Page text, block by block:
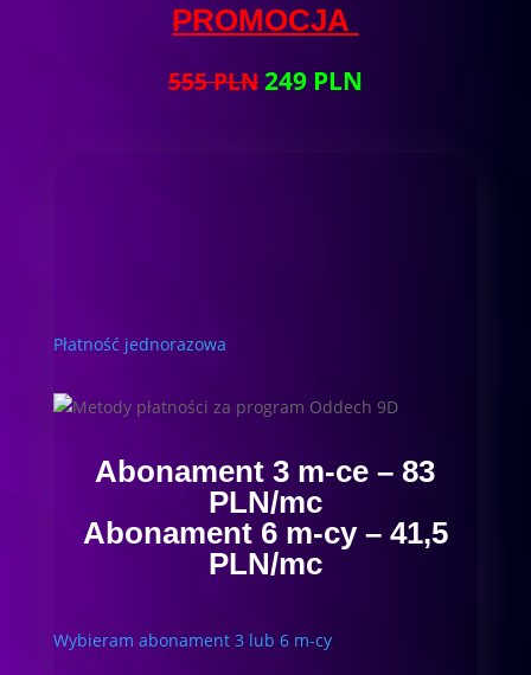
PROMOCJA
555 PLN249 PLN
Płatność jednorazowa
Abonament 3 m-ce – 83
PLN/mc
Abonament 6 m-cy – 41,5
PLN/mc
Wybieram abonament 3 lub 6 m-cy